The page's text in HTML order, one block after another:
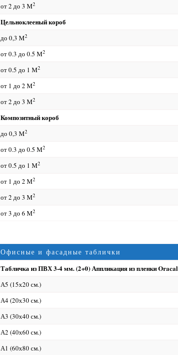
от 2 до 3 M2
Цельноклееный короб
до 0,3 M2
от 0.3 до 0.5 M2
от 0.5 до 1 M2
от 1 до 2 M2
от 2 до 3 M2
Композитный короб
до 0,3 M2
от 0.3 до 0.5 M2
от 0.5 до 1 M2
от 1 до 2 M2
от 2 до 3 M2
от 3 до 6 M2
Офисные и фасадные таблички
Табличка из ПВХ 3-4 мм. (2+0) Аппликация из пленки Oracal
А5 (15х20 см.)
А4 (20х30 см.)
А3 (30х40 см.)
А2 (40х60 см.)
А1 (60х80 см.)